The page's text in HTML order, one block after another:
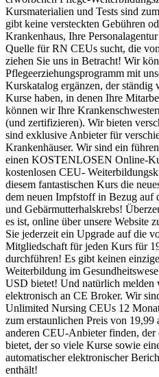
Kursmaterialien und Tests sind
gibt keine versteckten Gebühren
Krankenhaus, Ihre
Quelle für RN CEUs sucht, die
ziehen Sie uns in Betracht! Wir
Pflegeerziehungsprogramm mit
Kurskatalog ergänzen, der ständig
Kurse haben, in denen Ihre
können wir Ihre
(und zertifizieren). Wir bieten
sind exklusive Anbieter für
Krankenhäuser. Wir sind ein
einen KOSTENLOSEN Online-
kostenlosen CEU-
diesem fantastischen Kurs die
dem neuen Impfstoff in Bezug
und Gebärmutterhalskrebs!
es ist, online über unsere Website
Sie jederzeit ein Upgrade auf die
Mitgliedschaft für jeden Kurs für
durchführen! Es gibt keinen
Weiterbildung im
USD bietet! Und natürlich melden
elektronisch an CE Broker. Wir
Unlimited Nursing CEUs 12
zum erstaunlichen Preis von
anderen CEU-Anbieter finden, der
bietet, der so viele Kurse sowie
automatischer elektronischer
enthält!